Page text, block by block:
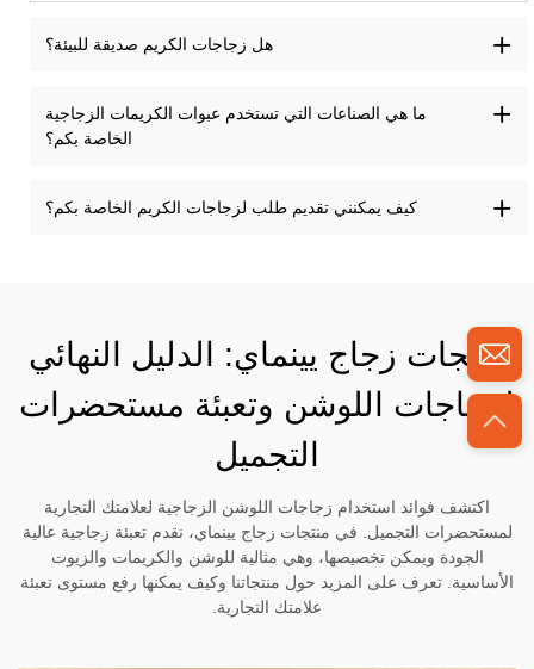
هل زجاجات الكريم صديقة للبيئة؟
ما هي الصناعات التي تستخدم عبوات الكريمات الزجاجية
الخاصة بكم؟
كيف يمكنني تقديم طلب لزجاجات الكريم الخاصة بكم؟
منتجات زجاج يينماي: الدليل النهائي
لزجاجات اللوشن وتعبئة مستحضرات
التجميل
اكتشف فوائد استخدام زجاجات اللوشن الزجاجية لعلامتك التجارية
لمستحضرات التجميل. في منتجات زجاج يينماي، نقدم تعبئة زجاجية عالية
الجودة ويمكن تخصيصها، وهي مثالية للوشن والكريمات والزيوت
الأساسية. تعرف على المزيد حول منتجاتنا وكيف يمكنها رفع مستوى تعبئة
علامتك التجارية.